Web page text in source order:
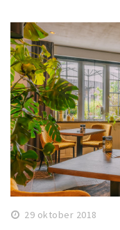
29 oktober 2018